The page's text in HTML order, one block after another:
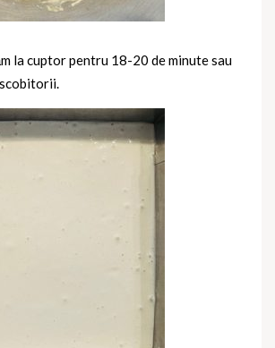
la cuptor pentru 18-20 de minute sau